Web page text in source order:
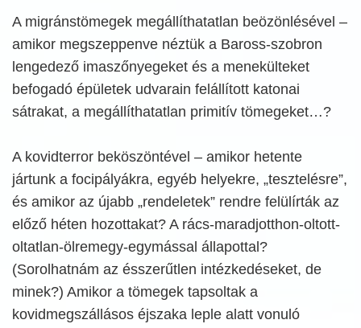
A migránstömegek megállíthatatlan beözönlésével –
amikor megszeppenve néztük a Baross-szobron
lengedező imaszőnyegeket és a menekülteket
befogadó épületek udvarain felállított katonai
sátrakat, a megállíthatatlan primitív tömegeket…?
A kovidterror beköszöntével – amikor hetente
jártunk a focipályákra, egyéb helyekre, „tesztelésre”,
és amikor az újabb „rendeletek” rendre felülírták az
előző héten hozottakat? A rács-maradjotthon-oltott-
oltatlan-ölremegy-egymással állapottal?
(Sorolhatnám az ésszerűtlen intézkedéseket, de
minek?) Amikor a tömegek tapsoltak a
kovidmegszállásos éjszaka leple alatt vonuló